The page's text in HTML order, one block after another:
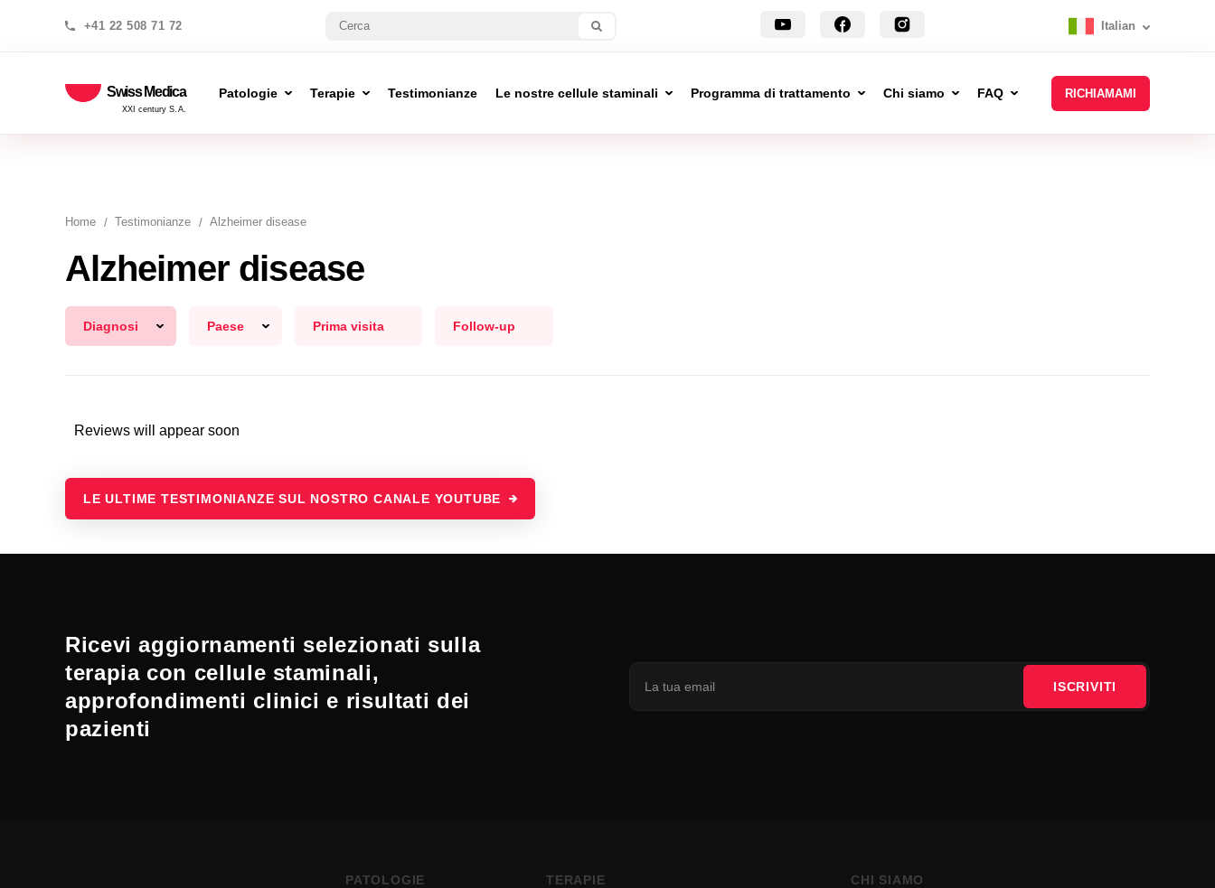
+41 22 508 71 72 Italian
Swiss Medica
XXI century S.A.
Patologie Terapie Testimonianze Le nostre cellule staminali Programma di trattamento Chi siamo FAQ RICHIAMAMI
Home Testimonianze Alzheimer disease
Alzheimer disease
Diagnosi Paese Prima visita Follow-up
Reviews will appear soon
LE ULTIME TESTIMONIANZE SUL NOSTRO CANALE YOUTUBE
Ricevi aggiornamenti selezionati sulla
terapia con cellule staminali,
approfondimenti clinici e risultati dei
pazienti
ISCRIVITI
PATOLOGIE TERAPIE CHI SIAMO